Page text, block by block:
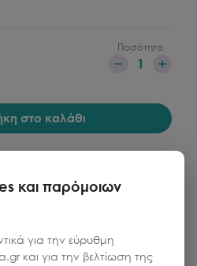
Ποσότητα
1
στο καλάθι
και παρόμοιων
για την εύρυθμη
και για την βελτίωση της